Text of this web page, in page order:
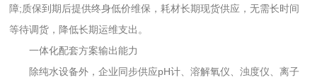
障;质保到期后提供终身低价维保，耗材长期现货供应，无需长时间
等待调货，降低长期运维支出。
一体化配套方案输出能力
除纯水设备外，企业同步供应pH计、溶解氧仪、浊度仪、离子